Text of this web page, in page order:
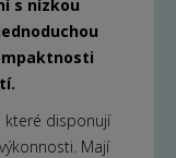
s nízkou
které disponují
Mají